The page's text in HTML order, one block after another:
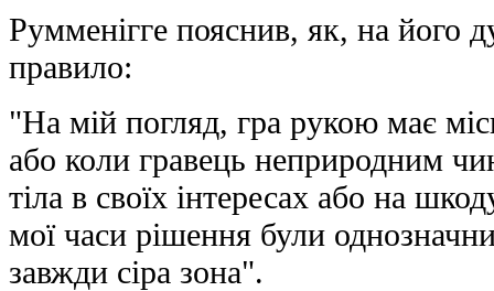
Румменігге пояснив, як, на його
правило:
"На мій погляд, гра рукою має
або коли гравець неприродним
тіла в своїх інтересах або на
мої часи рішення були
завжди сіра зона".